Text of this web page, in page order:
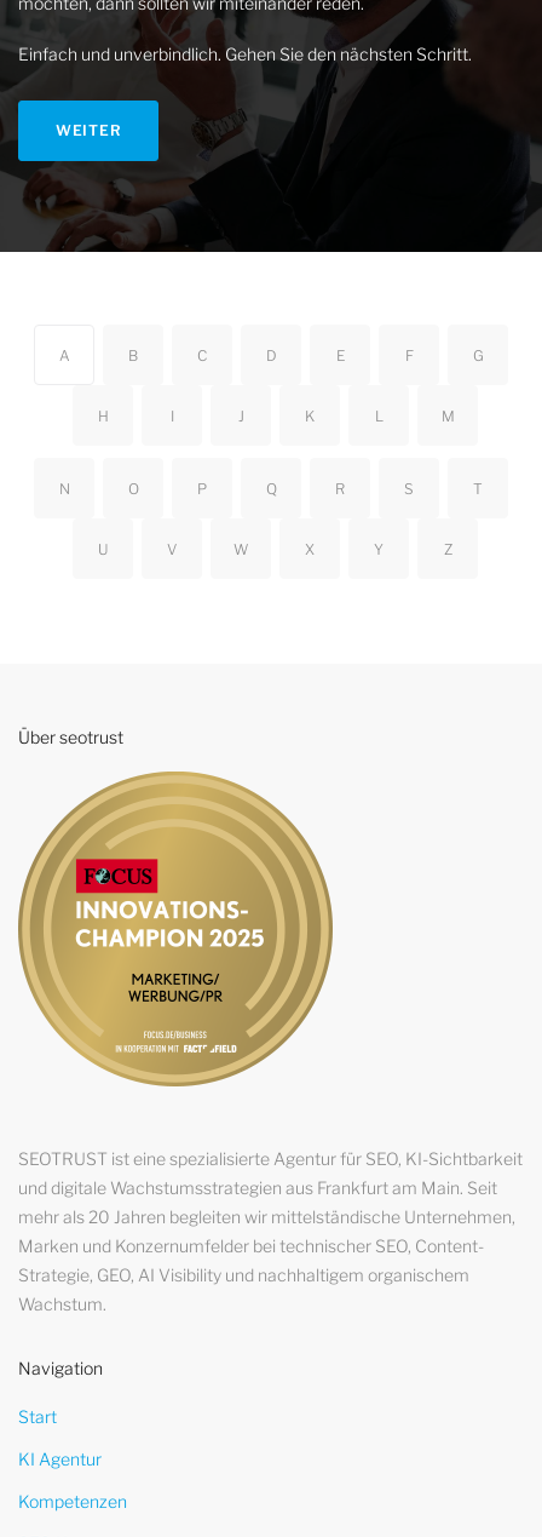
Einfach und unverbindlich. Gehen Sie den nächsten Schritt.
WEITER
A B C D E F G
H I J K L M
N O P Q R S T
U V W X Y Z
Über seotrust
SEOTRUST ist eine spezialisierte Agentur für SEO, KI-Sichtbarkeit
und digitale Wachstumsstrategien aus Frankfurt am Main. Seit
mehr als 20 Jahren begleiten wir mittelständische Unternehmen,
Marken und Konzernumfelder bei technischer SEO, Content-
Strategie, GEO, AI Visibility und nachhaltigem organischem
Wachstum.
Navigation
Start
KI Agentur
Kompetenzen